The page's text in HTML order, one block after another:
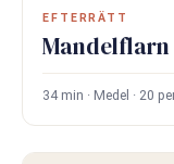
EFTERRÄTT
34 min · Medel · 20